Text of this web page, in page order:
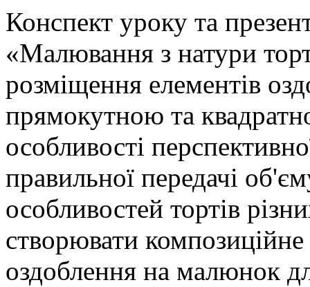
Конспект уроку та
«Малювання з натури
розміщення елементів
прямокутною та
особливості
правильної передачі
особливостей тортів
створювати
оздоблення на малюнок